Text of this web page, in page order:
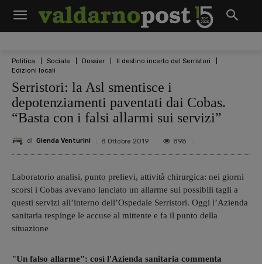
Politica Sociale Dossier
Il destino incerto del Serristori
Edizioni locali
Serristori: la Asl smentisce i
depotenziamenti paventati dai Cobas.
“Basta con i falsi allarmi sui servizi”
di Glenda Venturini 8 Ottobre 2019 898
Laboratorio analisi, punto prelievi, attività chirurgica: nei giorni
scorsi i Cobas avevano lanciato un allarme sui possibili tagli a
questi servizi all’interno dell’Ospedale Serristori. Oggi l’Azienda
sanitaria respinge le accuse al mittente e fa il punto della
situazione
"Un falso allarme": così l'Azienda sanitaria commenta